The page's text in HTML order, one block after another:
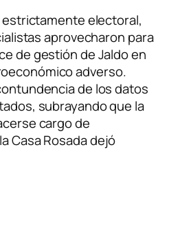
estrictamente electoral,
aprovecharon para
de gestión de Jaldo en
adverso.
de los datos
subrayando que la
cargo de
Casa Rosada dejó